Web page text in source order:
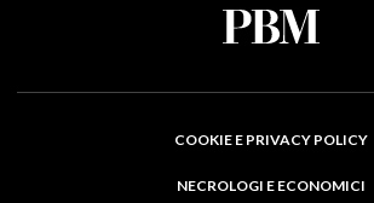
COOKIE E PRIVACY POLICY
NECROLOGI E ECONOMICI